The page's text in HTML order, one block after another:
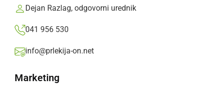
Dejan Razlag, odgovorni urednik
041 956 530
info@prlekija-on.net
Marketing
Družabno
Črna kronika